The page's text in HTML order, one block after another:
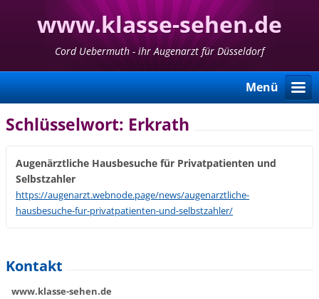
www.klasse-sehen.de
Cord Uebermuth - ihr Augenarzt für Düsseldorf
Menü
Schlüsselwort: Erkrath
Augenärztliche Hausbesuche für Privatpatienten und
Selbstzahler
https://augenarzt.webnode.page/news/augenarztliche-
hausbesuche-fur-privatpatienten-und-selbstzahler/
Kontakt
www.klasse-sehen.de